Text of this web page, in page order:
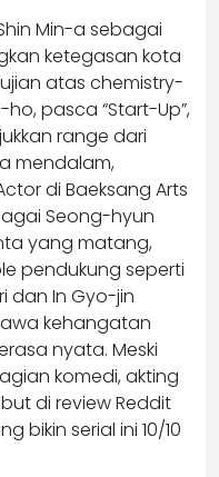
Min-a sebagai
ketegasan kota
atas chemistry-
pasca “Start-Up”,
range dari
mendalam,
di Baeksang Arts
Seong-hyun
yang matang,
pendukung seperti
dan In Gyo-jin
kehangatan
nyata. Meski
komedi, akting
di review Reddit
bikin serial ini 10/10